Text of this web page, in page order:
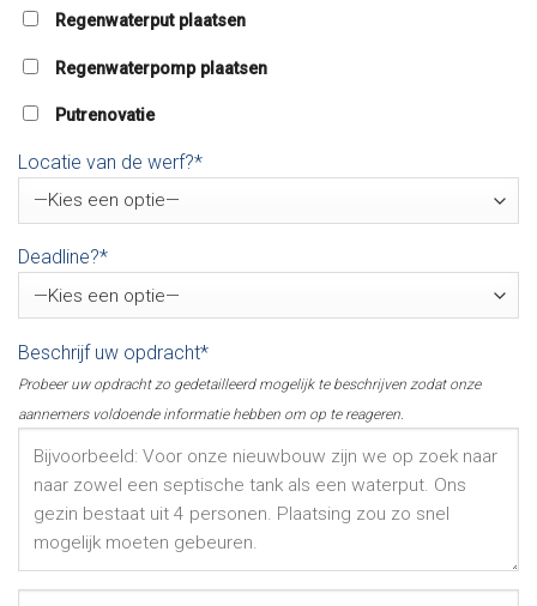
Regenwaterput plaatsen
Regenwaterpomp plaatsen
Putrenovatie
Locatie van de werf?*
Deadline?*
Beschrijf uw opdracht*
Probeer uw opdracht zo gedetailleerd mogelijk te beschrijven zodat onze
aannemers voldoende informatie hebben om op te reageren.